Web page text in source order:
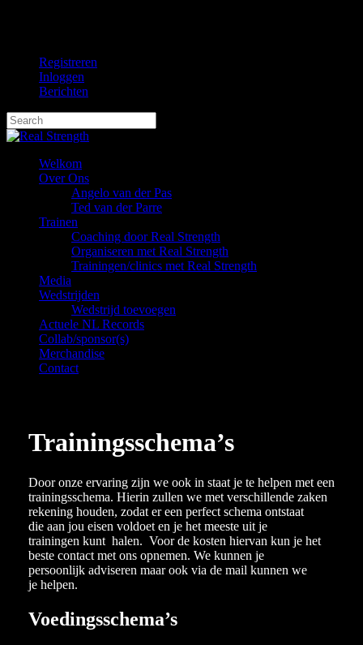
contentRegistreren
Inloggen
Berichten
Close
Welkom
Over Ons
Angelo van der Pas
Ted van der Parre
Trainen
Coaching door Real Strength
Organiseren met Real Strength
Trainingen/clinics met Real Strength
Media
Wedstrijden
Wedstrijd toevoegen
Actuele NL Records
Collab/sponsor(s)
Merchandise
Contact
Trainingsschema’s
Door onze ervaring zijn we ook in staat je te helpen met een
trainingsschema. Hierin zullen we met verschillende zaken
rekening houden, zodat er een perfect schema ontstaat
die aan jou eisen voldoet en je het meeste uit je
trainingen kunt halen. Voor de kosten hiervan kun je het
beste contact met ons opnemen. We kunnen je
persoonlijk adviseren maar ook via de mail kunnen we
je helpen.
Voedingsschema’s